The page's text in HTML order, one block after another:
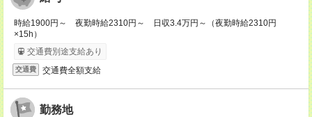
時給1900円～ 夜勤時給2310円～ 日収3.4万円～（夜勤時給2310円
×15h）
交通費別途支給あり
交通費 交通費全額支給
勤務地